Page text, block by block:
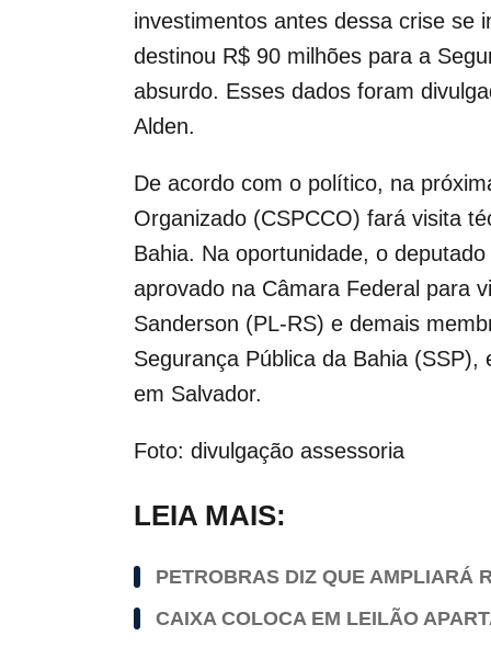
investimentos antes dessa crise se
destinou R$ 90 milhões para a
absurdo. Esses dados foram
Alden.
De acordo com o político, na
Organizado (CSPCCO) fará visita
Bahia. Na oportunidade, o
aprovado na Câmara Federal para
Sanderson (PL-RS) e demais
Segurança Pública da Bahia
em Salvador.
Foto: divulgação assessoria
LEIA MAIS:
PETROBRAS DIZ QUE AMPLIARÁ
CAIXA COLOCA EM LEILÃO